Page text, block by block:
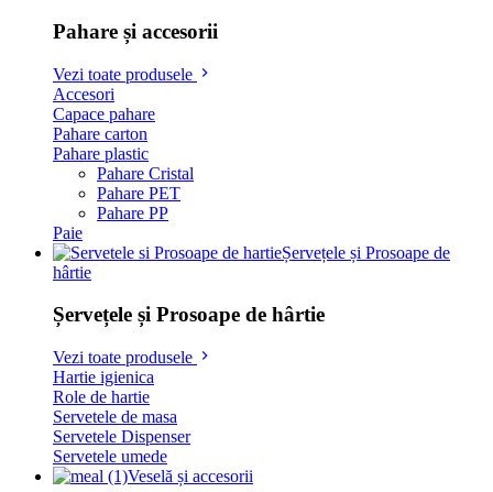
Pahare și accesorii
Vezi toate produsele
Accesori
Capace pahare
Pahare carton
Pahare plastic
Pahare Cristal
Pahare PET
Pahare PP
Paie
Șervețele și Prosoape de
hârtie
Șervețele și Prosoape de hârtie
Vezi toate produsele
Hartie igienica
Role de hartie
Servetele de masa
Servetele Dispenser
Servetele umede
Veselă și accesorii